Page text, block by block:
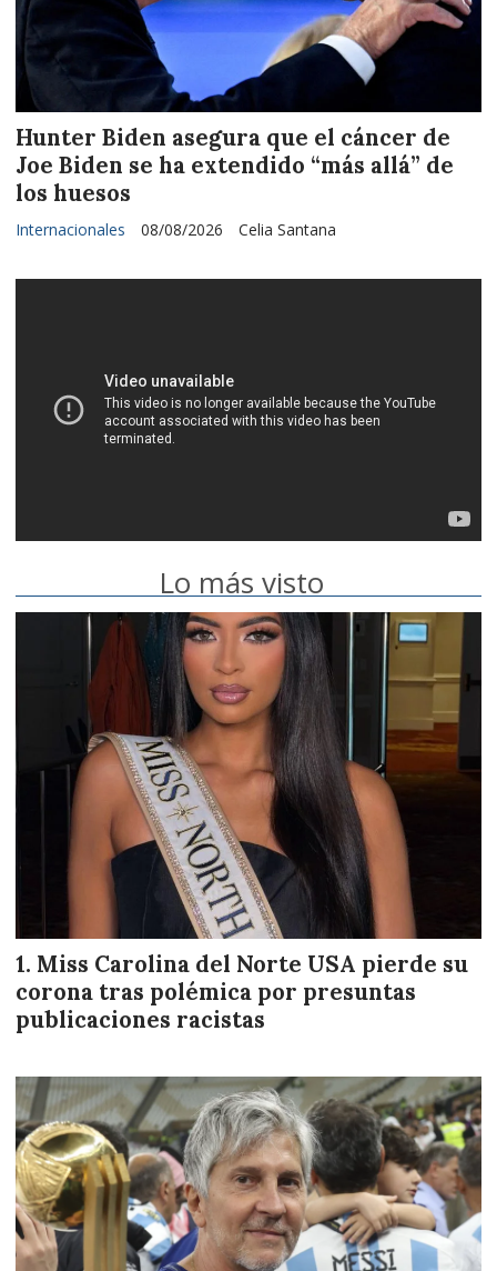
Hunter Biden asegura que el cáncer de
Joe Biden se ha extendido “más allá” de
los huesos
Celia Santana
Internacionales 08/08/2026
Lo más visto
Miss Carolina del Norte USA pierde su
corona tras polémica por presuntas
publicaciones racistas